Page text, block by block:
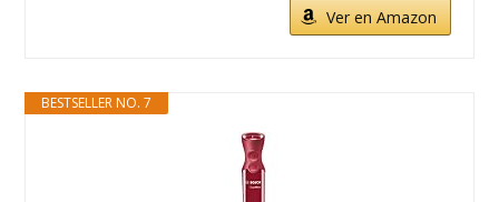
Ver en Amazon
BESTSELLER NO. 7